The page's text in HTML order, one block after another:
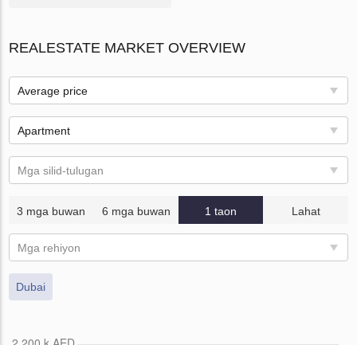
REALESTATE MARKET OVERVIEW
Average price
Apartment
Mga silid-tulugan
3 mga buwan 6 mga buwan 1 taon Lahat
Mga rehiyon
Dubai